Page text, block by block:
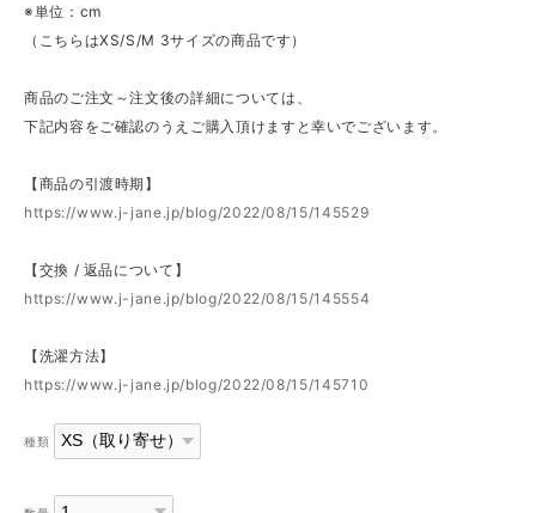
※単位：cm
（こちらはXS/S/M 3サイズの商品です）
商品のご注文～注文後の詳細については、
下記内容をご確認のうえご購入頂けますと幸いでございます。
【商品の引渡時期】
https://www.j-jane.jp/blog/2022/08/15/145529
【交換 / 返品について】
https://www.j-jane.jp/blog/2022/08/15/145554
【洗濯方法】
https://www.j-jane.jp/blog/2022/08/15/145710
種類